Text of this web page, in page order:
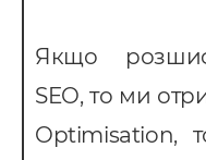
Послуги
Якщо
SEO, то ми
Optimisation,